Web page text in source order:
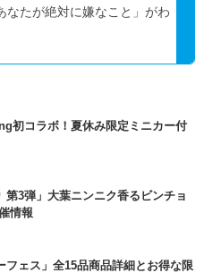
なたが絶対に嫌なこと」がわ
初コラボ！夏休み限定ミニカー付
第3弾」大葉ニンニク香るビンチョ
情報
フェス」全15品商品詳細とお得な限